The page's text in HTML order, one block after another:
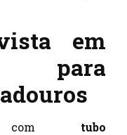
em
para
tubo